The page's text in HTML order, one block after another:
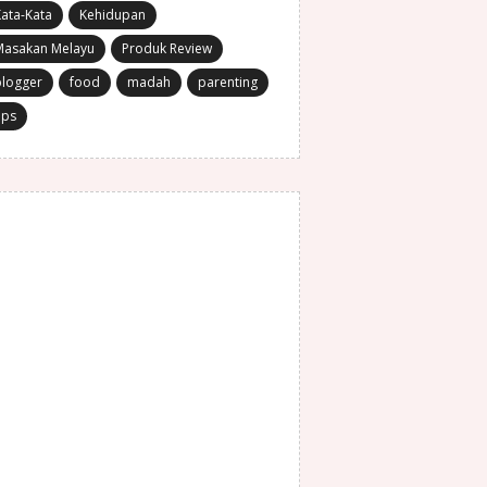
Kata
Kehidupan
Melayu
Produk Review
food madah
parenting